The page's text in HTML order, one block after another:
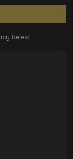
beleid.